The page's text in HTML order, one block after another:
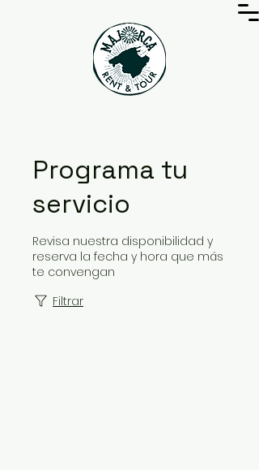
Programa tu
servicio
Revisa nuestra disponibilidad y
reserva la fecha y hora que más
te convengan
Filtrar